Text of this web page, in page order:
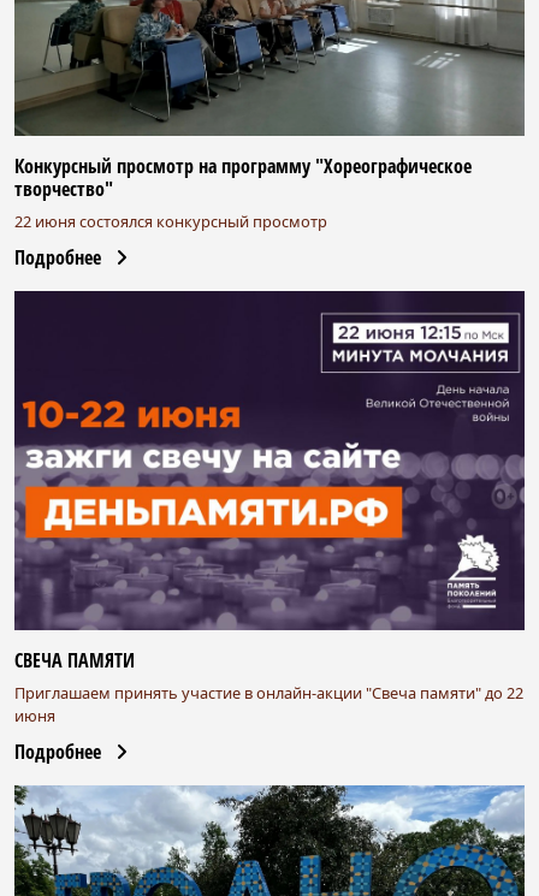
Конкурсный просмотр на программу "Хореографическое
творчество"
22 июня состоялся конкурсный просмотр
Подробнее
СВЕЧА ПАМЯТИ
Приглашаем принять участие в онлайн-акции "Свеча памяти" до 22
июня
Подробнее